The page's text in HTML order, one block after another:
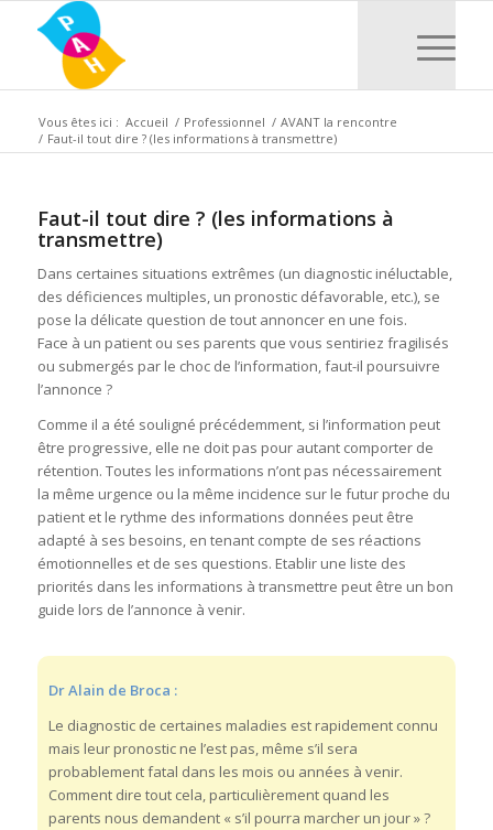
Vous êtes ici : Accueil / Professionnel / AVANT la rencontre
/ Faut-il tout dire ? (les informations à transmettre)
Faut-il tout dire ? (les informations à
transmettre)
Dans certaines situations extrêmes (un diagnostic inéluctable,
des déficiences multiples, un pronostic défavorable, etc.), se
pose la délicate question de tout annoncer en une fois.
Face à un patient ou ses parents que vous sentiriez fragilisés
ou submergés par le choc de l’information, faut-il poursuivre
l’annonce ?
Comme il a été souligné précédemment, si l’information peut
être progressive, elle ne doit pas pour autant comporter de
rétention. Toutes les informations n’ont pas nécessairement
la même urgence ou la même incidence sur le futur proche du
patient et le rythme des informations données peut être
adapté à ses besoins, en tenant compte de ses réactions
émotionnelles et de ses questions. Etablir une liste des
priorités dans les informations à transmettre peut être un bon
guide lors de l’annonce à venir.
Dr Alain de Broca :
Le diagnostic de certaines maladies est rapidement connu
mais leur pronostic ne l’est pas, même s’il sera
probablement fatal dans les mois ou années à venir.
Comment dire tout cela, particulièrement quand les
parents nous demandent « s’il pourra marcher un jour » ?